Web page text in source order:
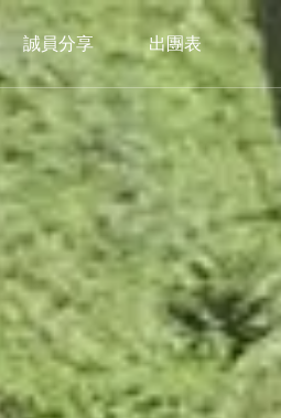
聖誕市集限定
Market
誠員分享 出團表